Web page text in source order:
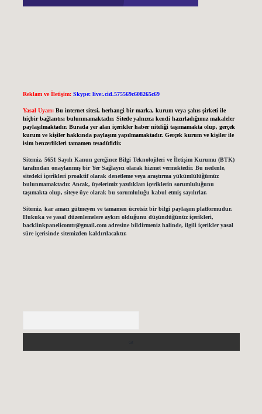
Reklam ve İletişim: Skype: live:.cid.575569c608265c69
Yasal Uyarı: Bu internet sitesi, herhangi bir marka, kurum veya şahıs şirketi ile
hiçbir bağlantısı bulunmamaktadır. Sitede yalnızca kendi hazırladığımız makaleler
paylaşılmaktadır. Burada yer alan içerikler haber niteliği taşımamakta olup, gerçek
kurum ve kişiler hakkında paylaşım yapılmamaktadır. Gerçek kurum ve kişiler ile
isim benzerlikleri tamamen tesadüfidir.
Sitemiz, 5651 Sayılı Kanun gereğince Bilgi Teknolojileri ve İletişim Kurumu (BTK)
tarafından onaylanmış bir Yer Sağlayıcı olarak hizmet vermektedir. Bu nedenle,
sitedeki içerikleri proaktif olarak denetleme veya araştırma yükümlülüğümüz
bulunmamaktadır. Ancak, üyelerimiz yazdıkları içeriklerin sorumluluğunu
taşımakta olup, siteye üye olarak bu sorumluluğu kabul etmiş sayılırlar.
Sitemiz, kar amacı gütmeyen ve tamamen ücretsiz bir bilgi paylaşım platformudur.
Hukuka ve yasal düzenlemelere aykırı olduğunu düşündüğünüz içerikleri,
backlinkpanelicomtr@gmail.comadresine bildirmeniz halinde, ilgili içerikler yasal
süre içerisinde sitemizden kaldırılacaktır.